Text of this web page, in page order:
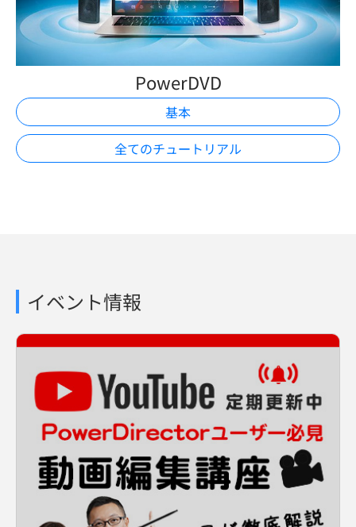
PowerDVD
基本
全てのチュートリアル
イベント情報